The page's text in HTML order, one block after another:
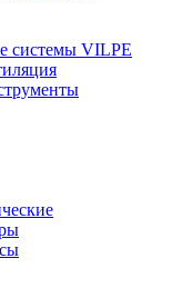
системы VILPE